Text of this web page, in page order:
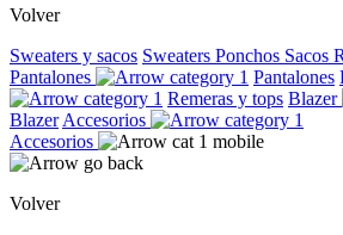
Volver
Sweaters y sacos Sweaters Ponchos Sacos
Pantalones
Pantalones
Remeras y tops Blazer
Blazer Accesorios
Accesorios
Volver